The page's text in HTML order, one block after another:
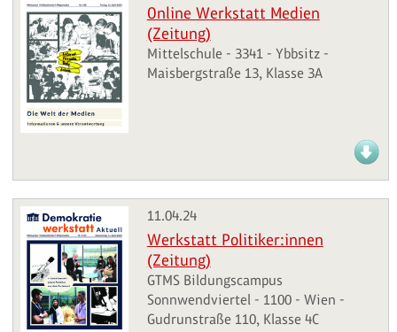
Online Werkstatt Medien
(Zeitung)
Mittelschule - 3341 - Ybbsitz -
Maisbergstraße 13, Klasse 3A
11.04.24
Werkstatt Politiker:innen
(Zeitung)
GTMS Bildungscampus
Sonnwendviertel - 1100 - Wien -
Gudrunstraße 110, Klasse 4C